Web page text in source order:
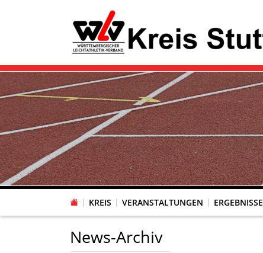
KREIS VERANSTALTUNGEN ERGEBNISSE
News-Archiv